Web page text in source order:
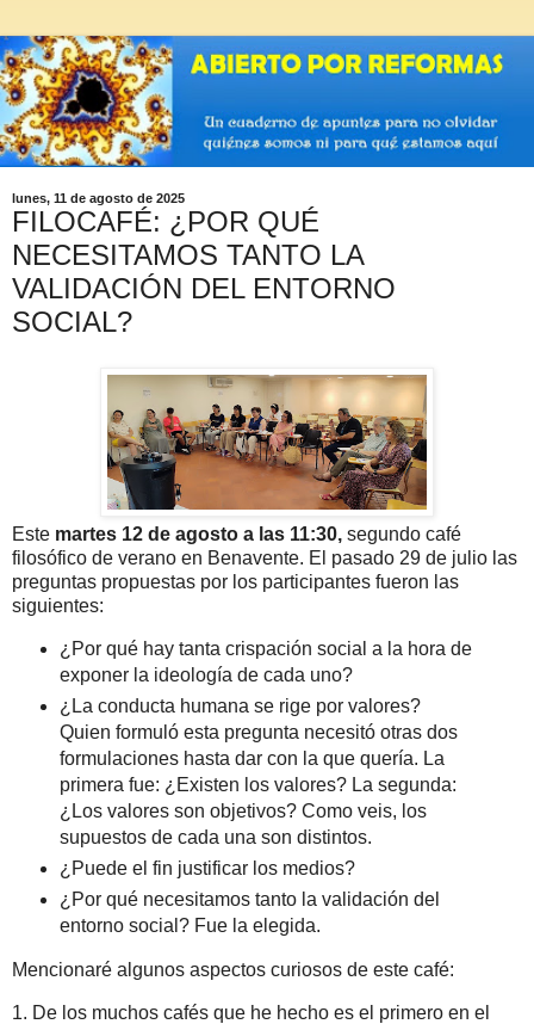
lunes, 11 de agosto de 2025
FILOCAFÉ: ¿POR QUÉ
NECESITAMOS TANTO LA
VALIDACIÓN DEL ENTORNO
SOCIAL?
Este martes 12 de agosto a las 11:30, segundo café
filosófico de verano en Benavente. El pasado 29 de julio las
preguntas propuestas por los participantes fueron las
siguientes:
¿Por qué hay tanta crispación social a la hora de
exponer la ideología de cada uno?
¿La conducta humana se rige por valores?
Quien formuló esta pregunta necesitó otras dos
formulaciones hasta dar con la que quería. La
primera fue: ¿Existen los valores? La segunda:
¿Los valores son objetivos? Como veis, los
supuestos de cada una son distintos.
¿Puede el fin justificar los medios?
¿Por qué necesitamos tanto la validación del
entorno social? Fue la elegida.
Mencionaré algunos aspectos curiosos de este café:
1. De los muchos cafés que he hecho es el primero en el